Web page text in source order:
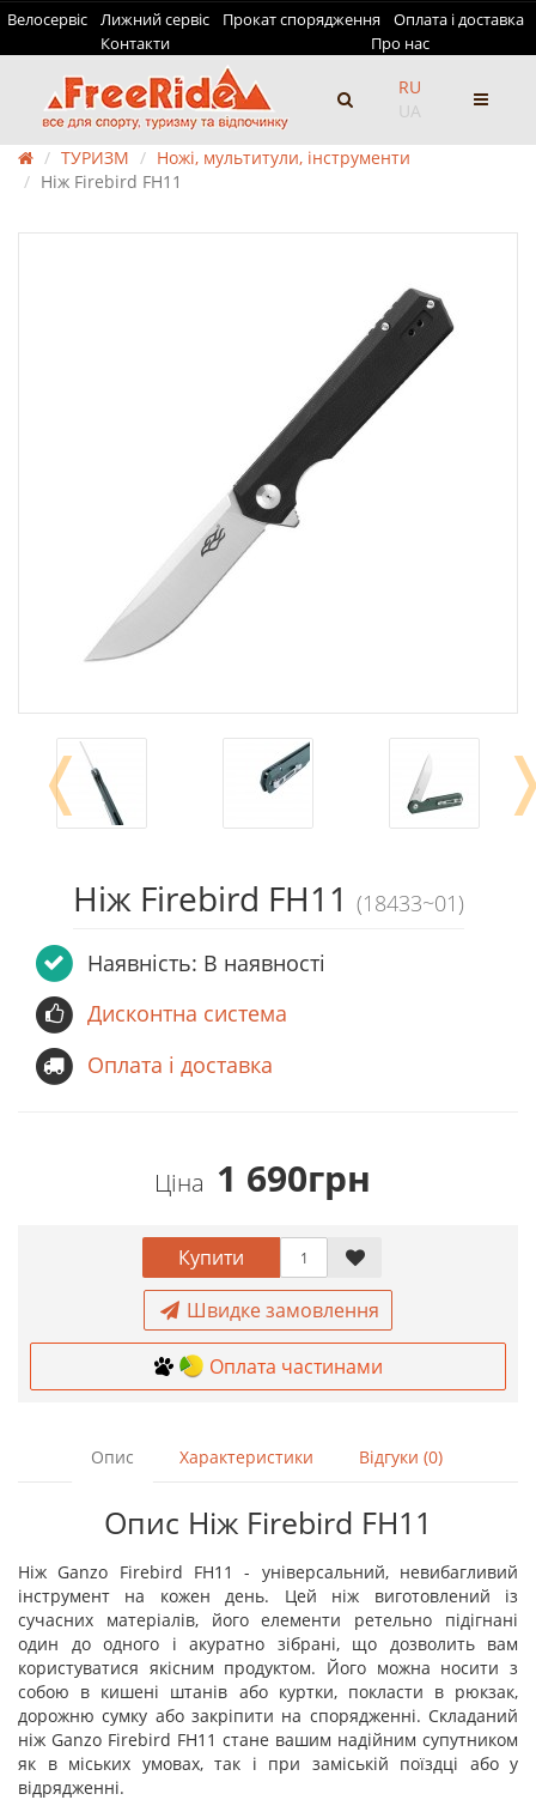
Велосервіс Лижний сервіс Прокат спорядження
Оплата і доставка
Контакти
Про нас
RU
UA
ТУРИЗМ
Ножі, мультитули, інструменти
Ніж Firebird FH11
❬
Ніж Firebird FH11 (18433~01)
Наявність: В наявності
Дисконтна система
Оплата і доставка
Ціна 1 690грн
Купити
Швидке замовлення
Оплата частинами
Опис Характеристики Відгуки (0)
Опис Ніж Firebird FH11
Ніж Ganzo Firebird FH11 - універсальний, невибагливий
інструмент на кожен день. Цей ніж виготовлений із
сучасних матеріалів, його елементи ретельно підігнані
один до одного і акуратно зібрані, що дозволить вам
користуватися якісним продуктом. Його можна носити з
собою в кишені штанів або куртки, покласти в рюкзак,
дорожню сумку або закріпити на спорядженні. Складаний
ніж Ganzo Firebird FH11 стане вашим надійним супутником
як в міських умовах, так і при заміській поїздці або у
відрядженні.